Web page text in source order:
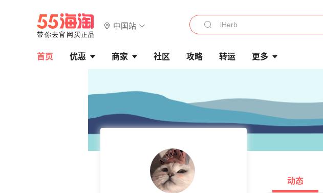
中国站
首页 优惠 商家 社区 攻略 转运 更多
动态